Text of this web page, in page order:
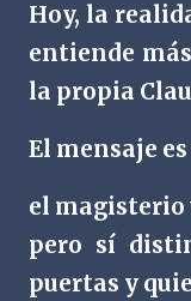
Hoy, la
entiende
la propia
El mensaje
el magisterio
pero sí
puertas y